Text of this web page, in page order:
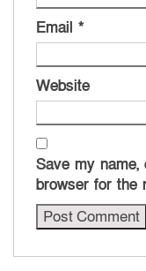
Email *
Website
Save my name,
browser for the